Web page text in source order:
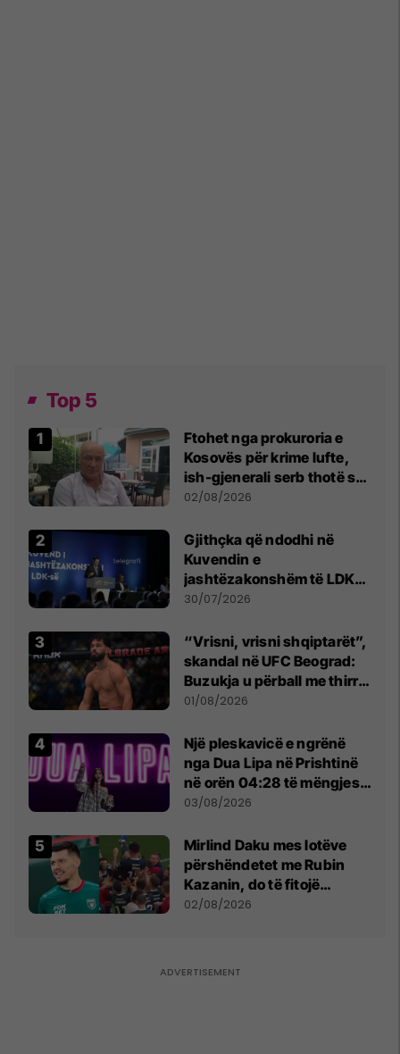
Top 5
Ftohet nga prokuroria e
Kosovës për krime lufte,
ish-gjenerali serb thotë se
dikush e tradhtoi në
02/08/2026
Gjithçka që ndodhi në
Kuvendin e
jashtëzakonshëm të LDK-
së
30/07/2026
“Vrisni, vrisni shqiptarët”,
skandal në UFC Beograd:
Buzukja u përball me thirrje
anti-shqiptare nga
01/08/2026
Një pleskavicë e ngrënë
nga Dua Lipa në Prishtinë
në orën 04:28 të mëngjesit
- dhe bota digjitale serbe
03/08/2026
Mirlind Daku mes lotëve
përshëndetet me Rubin
Kazanin, do të fitojë
miliona te Spartak Moska
02/08/2026